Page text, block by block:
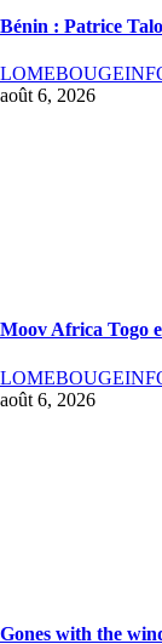
Bénin : Patrice
août 6, 2026
Moov Africa Togo
août 6, 2026
Gones with the